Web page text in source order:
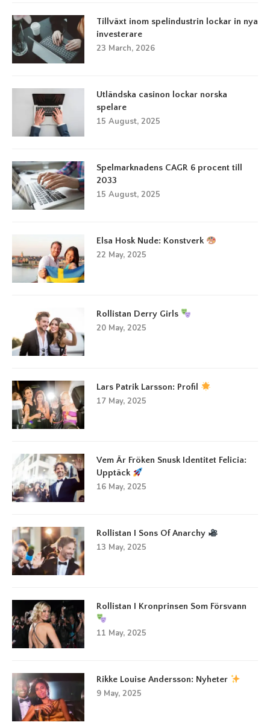
Tillväxt inom spelindustrin lockar in nya
investerare
23 March, 2026
Utländska casinon lockar norska
spelare
15 August, 2025
Spelmarknadens CAGR 6 procent till
2033
15 August, 2025
Elsa Hosk Nude: Konstverk
22 May, 2025
Rollistan Derry Girls
20 May, 2025
Lars Patrik Larsson: Profil
17 May, 2025
Vem Är Fröken Snusk Identitet Felicia:
Upptäck
16 May, 2025
Rollistan I Sons Of Anarchy
13 May, 2025
Rollistan I Kronprinsen Som Försvann
11 May, 2025
Rikke Louise Andersson: Nyheter
9 May, 2025